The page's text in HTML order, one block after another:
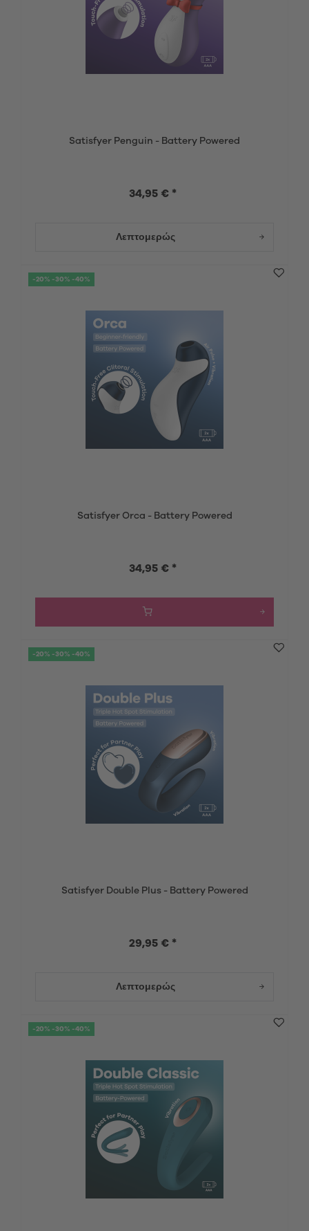
Satisfyer Penguin - Battery Powered
34,95 € *
Λεπτομερώς
-20% -30% -40%
Satisfyer Orca - Battery Powered
34,95 € *
-20% -30% -40%
Satisfyer Double Plus - Battery Powered
29,95 € *
Λεπτομερώς
-20% -30% -40%